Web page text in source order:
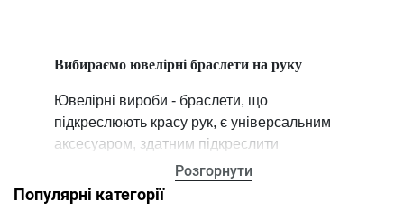
Вибираємо ювелірні браслети на руку
Ювелірні вироби - браслети, що
підкреслюють красу рук, є універсальним
аксесуаром, здатним підкреслити
витонченість зап’ястя, граціозність рухів та
завершеність будь-якого образу. Бренд
TOUS пропонує трендові та стильні
Розгорнути
Популярні категорії